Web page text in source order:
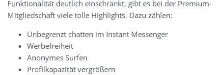
Funktionalität deutlich einschränkt, gibt es bei der Premium-
Mitgliedschaft viele tolle Highlights. Dazu zählen:
Unbegrenzt chatten im Instant Messenger
Werbefreiheit
Anonymes Surfen
Profilkapazität vergrößern